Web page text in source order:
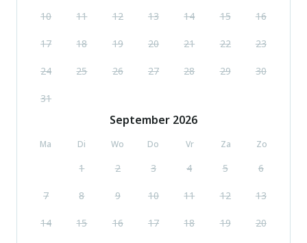
10 11 12 13 14 15 16
17 18 19 20 21 22 23
24 25 26 27 28 29 30
31
September 2026
Ma Di Wo Do Vr Za Zo
1 2 3 4 5 6
7 8 9 10 11 12 13
14 15 16 17 18 19 20